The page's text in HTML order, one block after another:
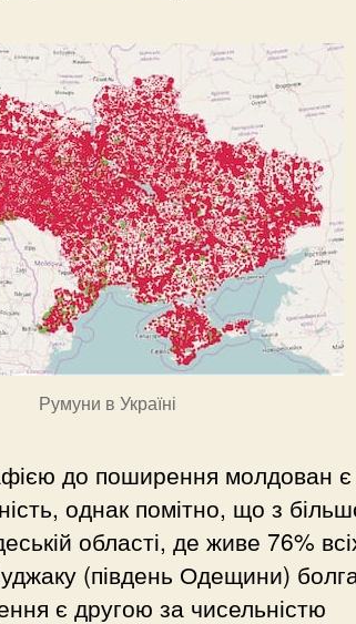
Румуни в Україні
до поширення молдован є
однак помітно, що з
області, де живе 76%
(південь Одещини)
є другою за чисельністю